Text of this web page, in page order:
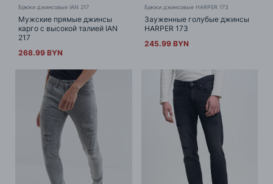
Брюки джинсовые IAN 217
Мужские прямые джинсы
карго с высокой талией IAN
217
268.99 BYN
Брюки джинсовые HARPER 173
Зауженные голубые джинсы
HARPER 173
245.99 BYN